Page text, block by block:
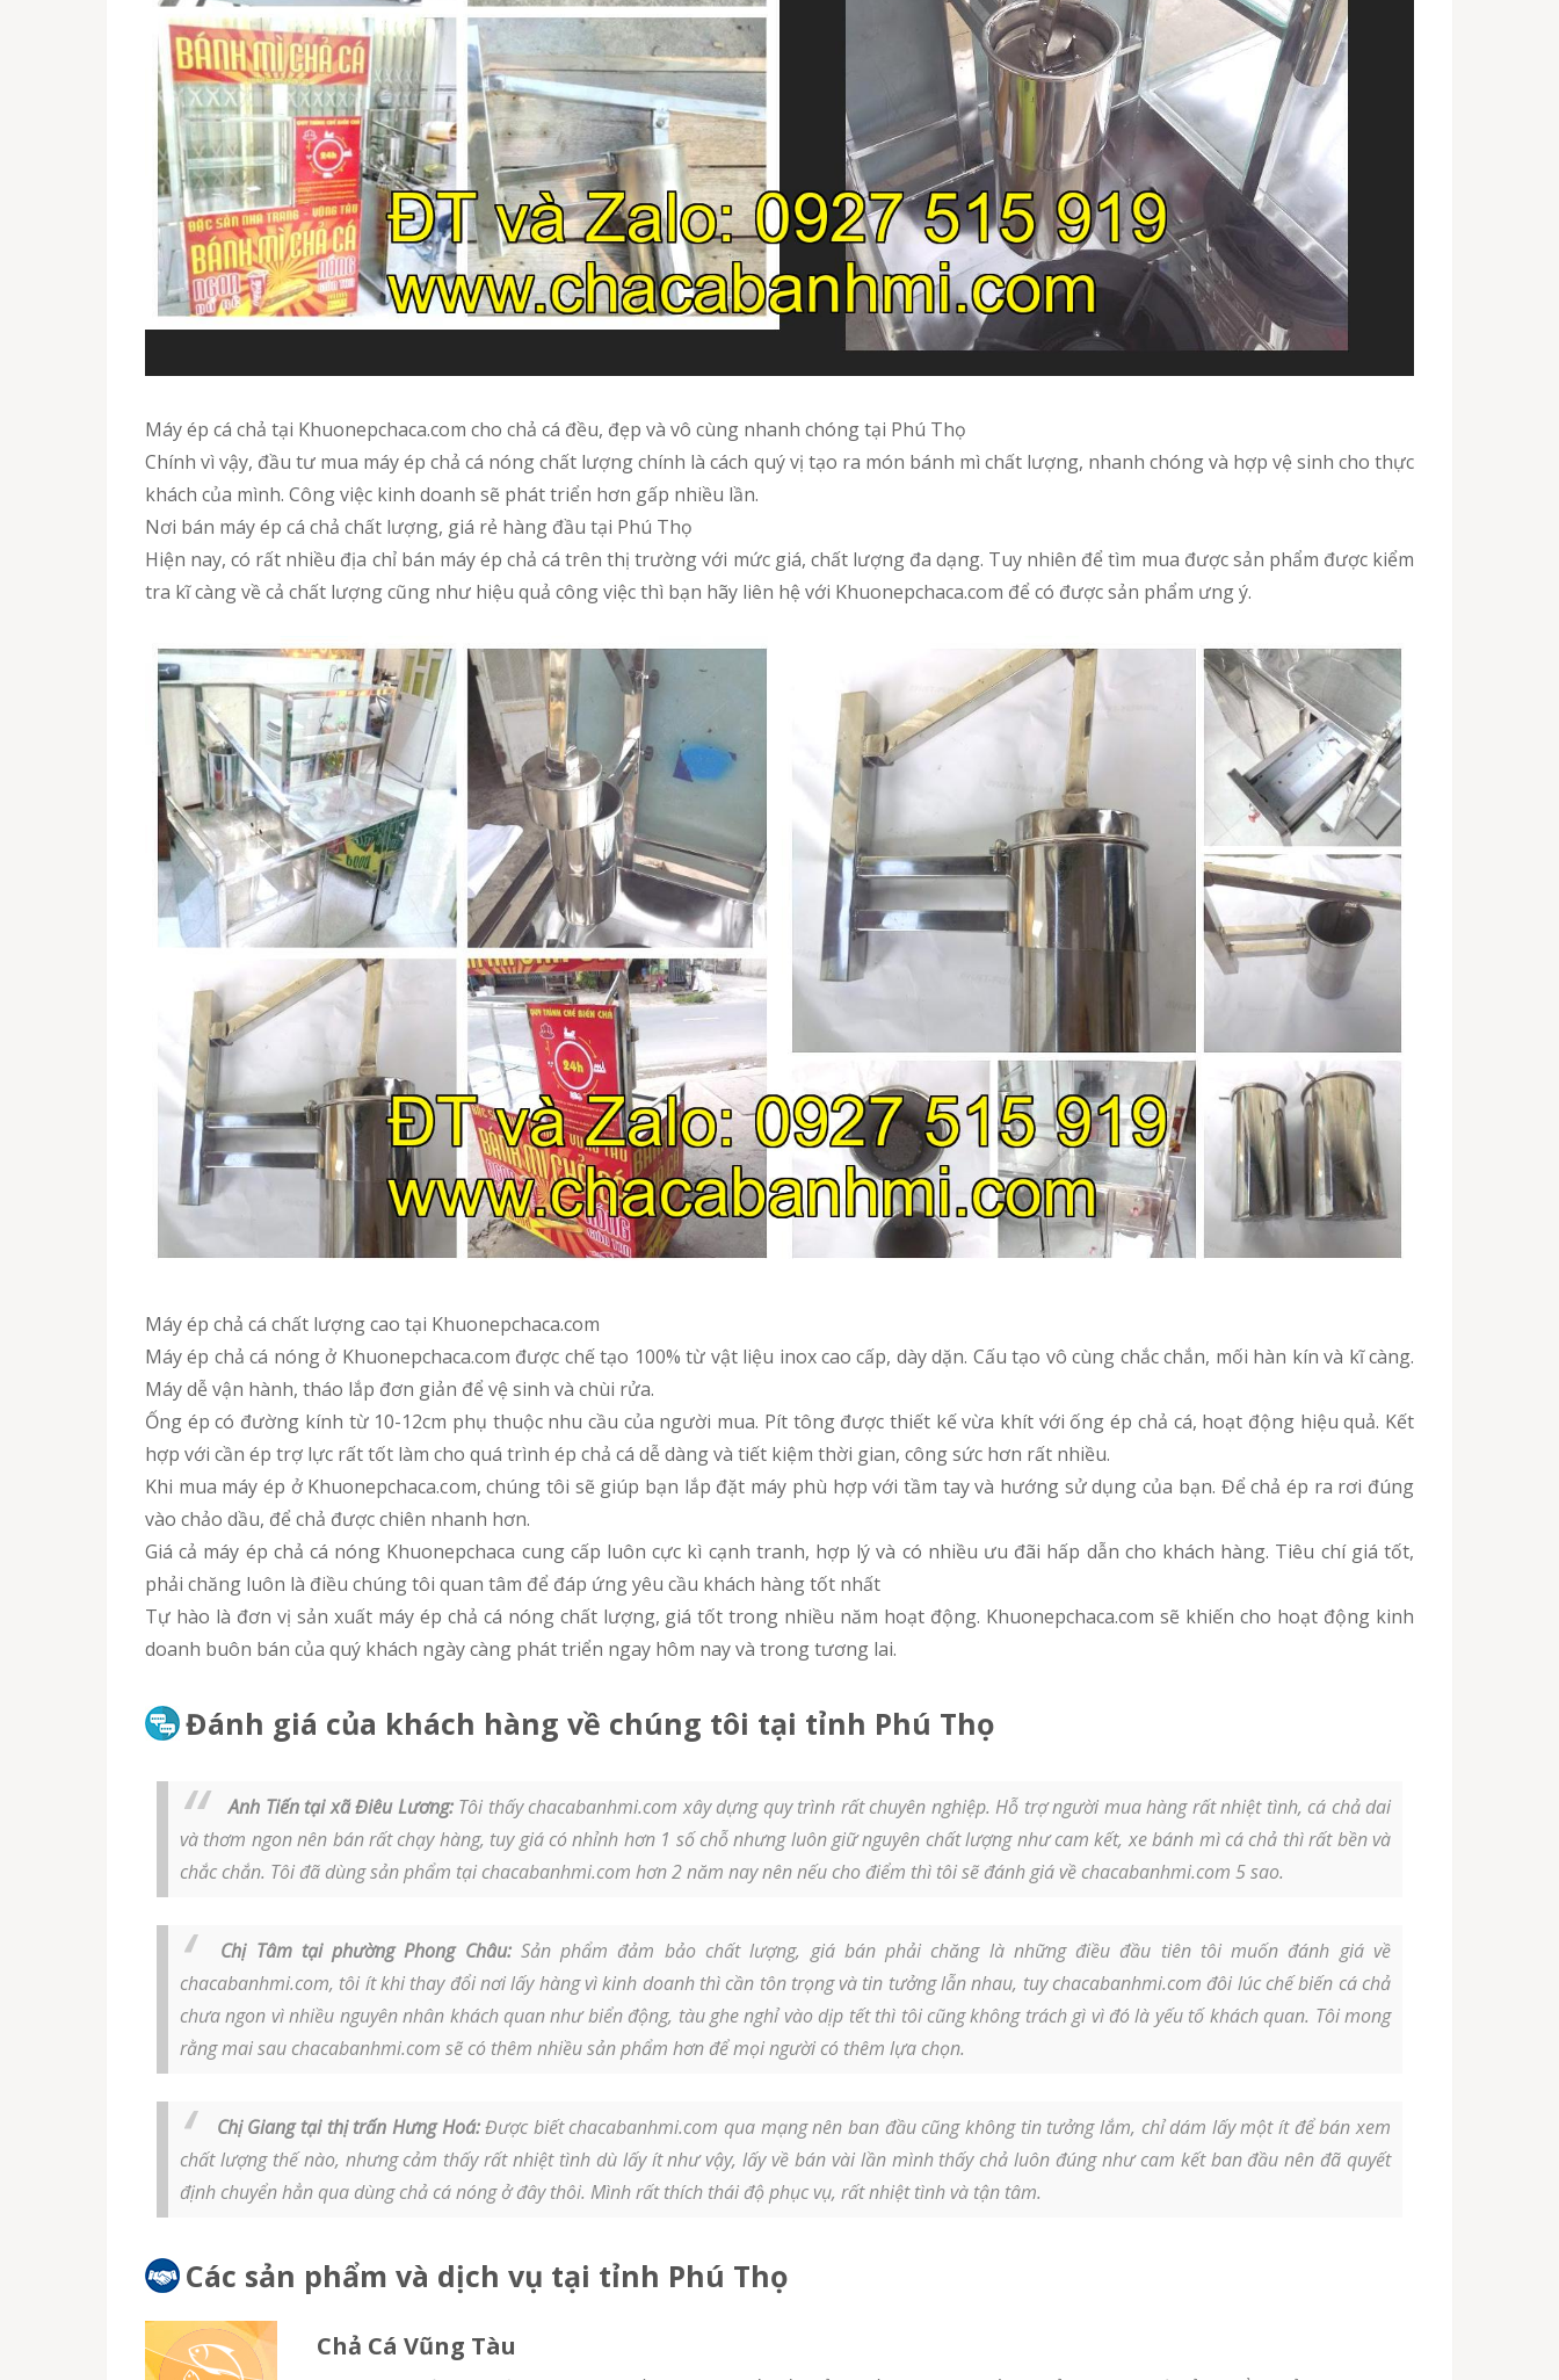
Máy ép cá chả tại Khuonepchaca.com cho chả cá đều, đẹp và vô cùng nhanh chóng tại Phú Thọ
Chính vì vậy, đầu tư mua máy ép chả cá nóng chất lượng chính là cách quý vị tạo ra món bánh mì chất lượng, nhanh chóng và hợp vệ sinh cho thực
khách của mình. Công việc kinh doanh sẽ phát triển hơn gấp nhiều lần.
Nơi bán máy ép cá chả chất lượng, giá rẻ hàng đầu tại Phú Thọ
Hiện nay, có rất nhiều địa chỉ bán máy ép chả cá trên thị trường với mức giá, chất lượng đa dạng. Tuy nhiên để tìm mua được sản phẩm được kiểm
tra kĩ càng về cả chất lượng cũng như hiệu quả công việc thì bạn hãy liên hệ với Khuonepchaca.com để có được sản phẩm ưng ý.
Máy ép chả cá chất lượng cao tại Khuonepchaca.com
Máy ép chả cá nóng ở Khuonepchaca.com được chế tạo 100% từ vật liệu inox cao cấp, dày dặn. Cấu tạo vô cùng chắc chắn, mối hàn kín và kĩ càng.
Máy dễ vận hành, tháo lắp đơn giản để vệ sinh và chùi rửa.
Ống ép có đường kính từ 10-12cm phụ thuộc nhu cầu của người mua. Pít tông được thiết kế vừa khít với ống ép chả cá, hoạt động hiệu quả. Kết
hợp với cần ép trợ lực rất tốt làm cho quá trình ép chả cá dễ dàng và tiết kiệm thời gian, công sức hơn rất nhiều.
Khi mua máy ép ở Khuonepchaca.com, chúng tôi sẽ giúp bạn lắp đặt máy phù hợp với tầm tay và hướng sử dụng của bạn. Để chả ép ra rơi đúng
vào chảo dầu, để chả được chiên nhanh hơn.
Giá cả máy ép chả cá nóng Khuonepchaca cung cấp luôn cực kì cạnh tranh, hợp lý và có nhiều ưu đãi hấp dẫn cho khách hàng. Tiêu chí giá tốt,
phải chăng luôn là điều chúng tôi quan tâm để đáp ứng yêu cầu khách hàng tốt nhất
Tự hào là đơn vị sản xuất máy ép chả cá nóng chất lượng, giá tốt trong nhiều năm hoạt động. Khuonepchaca.com sẽ khiến cho hoạt động kinh
doanh buôn bán của quý khách ngày càng phát triển ngay hôm nay và trong tương lai.
Đánh giá của khách hàng về chúng tôi tại tỉnh Phú Thọ
Anh Tiến tại xã Điêu Lương:Tôi thấy chacabanhmi.com xây dựng quy trình rất chuyên nghiệp. Hỗ trợ người mua hàng rất nhiệt tình, cá chả dai
và thơm ngon nên bán rất chạy hàng, tuy giá có nhỉnh hơn 1 số chỗ nhưng luôn giữ nguyên chất lượng như cam kết, xe bánh mì cá chả thì rất bền và
chắc chắn. Tôi đã dùng sản phẩm tại chacabanhmi.com hơn 2 năm nay nên nếu cho điểm thì tôi sẽ đánh giá về chacabanhmi.com 5 sao.
Chị Tâm tại phường Phong Châu:Sản phẩm đảm bảo chất lượng, giá bán phải chăng là những điều đầu tiên tôi muốn đánh giá về
chacabanhmi.com, tôi ít khi thay đổi nơi lấy hàng vì kinh doanh thì cần tôn trọng và tin tưởng lẫn nhau, tuy chacabanhmi.com đôi lúc chế biến cá chả
chưa ngon vì nhiều nguyên nhân khách quan như biển động, tàu ghe nghỉ vào dịp tết thì tôi cũng không trách gì vì đó là yếu tố khách quan. Tôi mong
rằng mai sau chacabanhmi.com sẽ có thêm nhiều sản phẩm hơn để mọi người có thêm lựa chọn.
Chị Giang tại thị trấn Hưng Hoá:Được biết chacabanhmi.com qua mạng nên ban đầu cũng không tin tưởng lắm, chỉ dám lấy một ít để bán xem
chất lượng thế nào, nhưng cảm thấy rất nhiệt tình dù lấy ít như vậy, lấy về bán vài lần mình thấy chả luôn đúng như cam kết ban đầu nên đã quyết
định chuyển hẳn qua dùng chả cá nóng ở đây thôi. Mình rất thích thái độ phục vụ, rất nhiệt tình và tận tâm.
Các sản phẩm và dịch vụ tại tỉnh Phú Thọ
Chả Cá Vũng Tàu